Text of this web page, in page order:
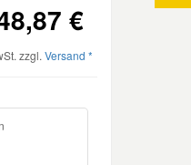
€
zzgl. Versand *